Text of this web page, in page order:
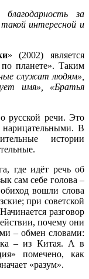
за
интересной и
» (2002) является
планете». Таким
служат людям»,
имя», «Братья
русской речи. Это
В
истории
где идёт речь об
сам себе голова –
вошли слова
при советской
разговор
почему они
– обмен словами:
– из Китая. А в
помечено, как
«разум».